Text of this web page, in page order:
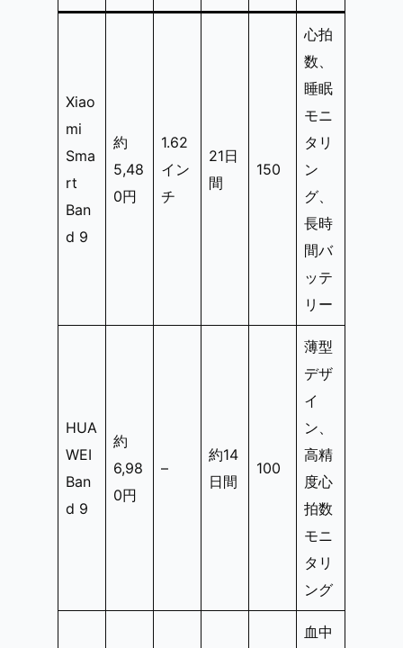
Xiao
mi
Sma
rt
Ban
d 9
約
5,48
0円
1.62
イン
チ
21日
間
150
心拍
数、
睡眠
モニ
タリ
ン
グ、
長時
間バ
ッテ
リー
HUA
WEI
Ban
d 9
約
6,98
0円
–
約14
日間
100
薄型
デザ
イ
ン、
高精
度心
拍数
モニ
タリ
ング
血中